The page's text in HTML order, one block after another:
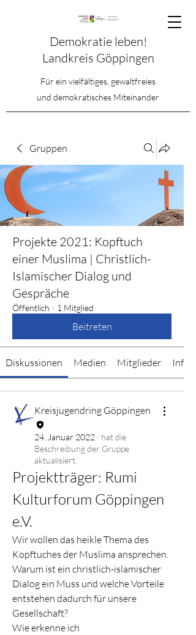
Demokratie leben!
Landkreis Göppingen
Für ein vielfältiges, gewaltfreies
und demokratisches Miteinander
Gruppen
Projekte 2021: Kopftuch
einer Muslima | Christlich-
Islamischer Dialog und
Gespräche
Öffentlich · 1 Mitglied
Beitreten
Diskussionen Medien Mitglieder Info
Kreisjugendring Göppingen
24. Januar 2022 · hat die
Beschreibung der Gruppe
aktualisiert.
Projektträger: Rumi
Kulturforum Göppingen
e.V.
Wir wollen das heikle Thema des
Kopftuches der Muslima ansprechen.
Warum ist ein christlich-islamischer
Dialog ein Muss und welche Vorteile
entstehen dadurch für unsere
Gesellschaft?
Wie erkenne ich